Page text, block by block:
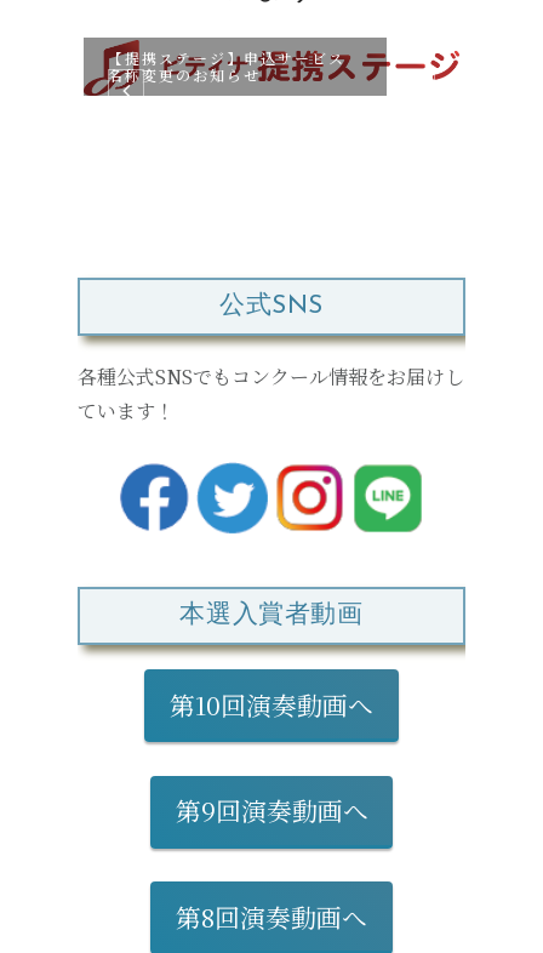
【提携ステージ】申込サービス
名称変更のお知らせ
公式SNS
各種公式SNSでもコンクール情報をお届けし
ています！
本選入賞者動画
第10回演奏動画へ
第9回演奏動画へ
第8回演奏動画へ